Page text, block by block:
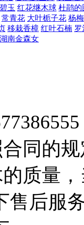
玉 红花继木球 杜鹃的
常青花 大叶栀子花 杨梅
移栽香樟 红叶石楠 罗
湖南金森女
同的
质量
售后服